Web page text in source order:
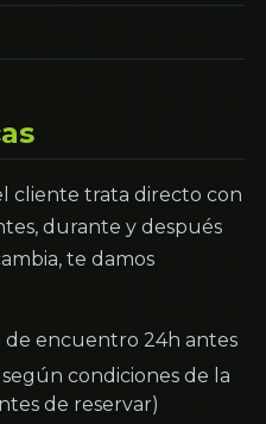
cliente trata directo con
durante y después
te damos
encuentro 24h antes
condiciones de la
de reservar)